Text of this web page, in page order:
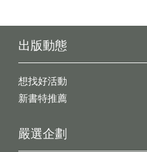
出版動態
想找好活動
新書特推薦
嚴選企劃